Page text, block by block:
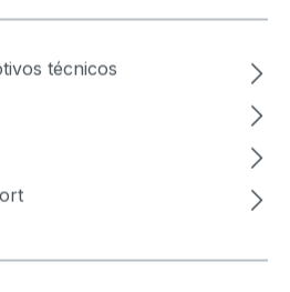
Filtro
técnicos